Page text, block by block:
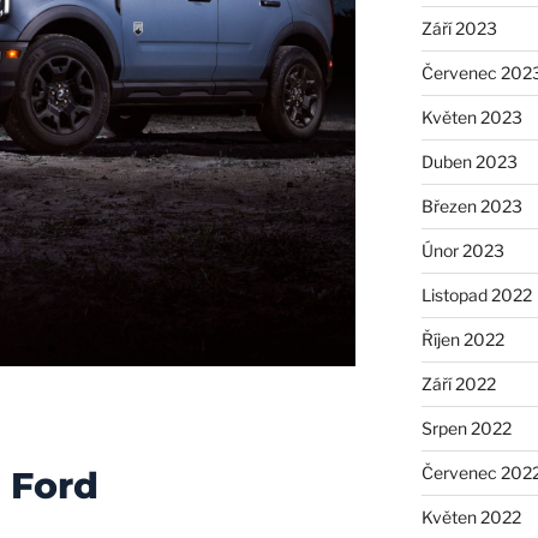
Ford
Září 2023
Červenec
Květen 2023
Duben 2023
Březen 2023
Únor 2023
Listopad 2022
Říjen 2022
Září 2022
Srpen 2022
Červenec
Květen 2022